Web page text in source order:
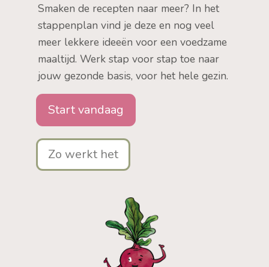
Smaken de recepten naar meer? In het
stappenplan vind je deze en nog veel
meer lekkere ideeën voor een voedzame
maaltijd. Werk stap voor stap toe naar
jouw gezonde basis, voor het hele gezin.
Start vandaag
Zo werkt het